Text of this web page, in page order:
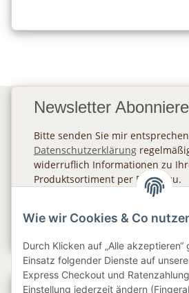
Newsletter
Bitte senden Sie mir
Datenschutzerklärung
widerruflich Informationen zu
Produktsortiment per E-Mail zu.
Wie wir Cookies & Co
Durch Klicken auf „Alle
Einsatz folgender Dienste auf
Express Checkout und
Einstellung jederzeit ändern